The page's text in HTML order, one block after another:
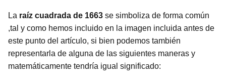
La raíz cuadrada de 1663 se simboliza de forma común
,tal y como hemos incluido en la imagen incluida antes de
este punto del artículo, si bien podemos también
representarla de alguna de las siguientes maneras y
matemáticamente tendría igual significado: